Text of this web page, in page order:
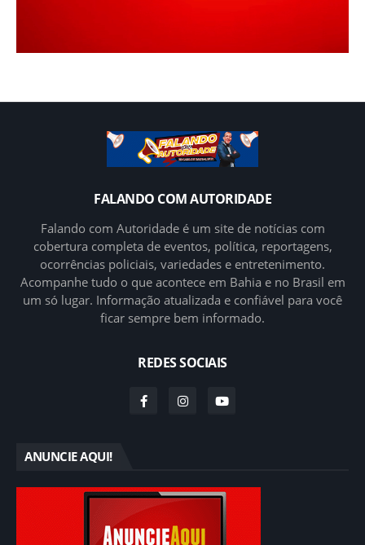
FALANDO COM AUTORIDADE
Falando com Autoridade é um site de notícias com
cobertura completa de eventos, política, reportagens,
ocorrências policiais, variedades e entretenimento.
Acompanhe tudo o que acontece em Bahia e no Brasil em
um só lugar. Informação atualizada e confiável para você
ficar sempre bem informado.
REDES SOCIAIS
ANUNCIE AQUI!